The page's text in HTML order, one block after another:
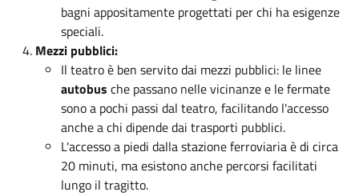
bagni appositamente progettati per chi ha esigenze
speciali.
Mezzi pubblici:
Il teatro è ben servito dai mezzi pubblici: le linee
autobus che passano nelle vicinanze e le fermate
sono a pochi passi dal teatro, facilitando l'accesso
anche a chi dipende dai trasporti pubblici.
L'accesso a piedi dalla stazione ferroviaria è di circa
20 minuti, ma esistono anche percorsi facilitati
lungo il tragitto.